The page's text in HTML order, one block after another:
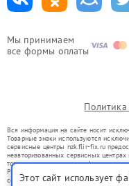
Мы принимаем
все формы оплаты
Вся информация на сайте носит
Товарные знаки используются
сервисные центры nzk.flir-fix.ru
неавторизованных сервисных
товарных знаков или их
Ремонт осуществляется для
со статьей 1487 ГК РФ.
Этот сайт использует